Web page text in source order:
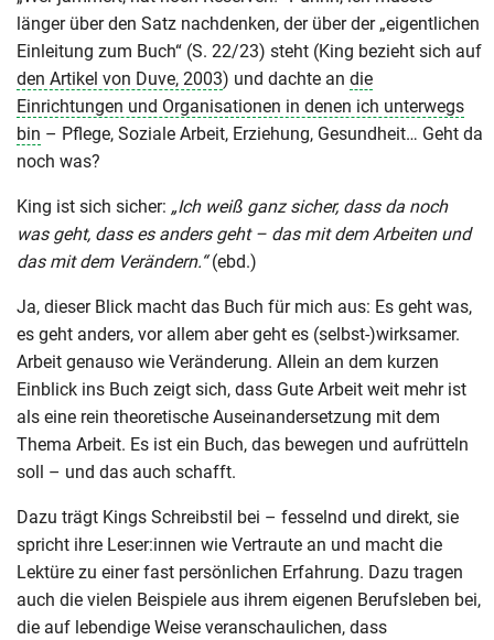
länger über den Satz nachdenken, der über der „eigentlichen
Einleitung zum Buch“ (S. 22/23) steht (King bezieht sich auf
den Artikel von Duve, 2003) und dachte an die
Einrichtungen und Organisationen in denen ich unterwegs
bin – Pflege, Soziale Arbeit, Erziehung, Gesundheit… Geht da
noch was?
King ist sich sicher: „Ich weiß ganz sicher, dass da noch
was geht, dass es anders geht – das mit dem Arbeiten und
das mit dem Verändern.“(ebd.)
Ja, dieser Blick macht das Buch für mich aus: Es geht was,
es geht anders, vor allem aber geht es (selbst-)wirksamer.
Arbeit genauso wie Veränderung. Allein an dem kurzen
Einblick ins Buch zeigt sich, dass Gute Arbeit weit mehr ist
als eine rein theoretische Auseinandersetzung mit dem
Thema Arbeit. Es ist ein Buch, das bewegen und aufrütteln
soll – und das auch schafft.
Dazu trägt Kings Schreibstil bei – fesselnd und direkt, sie
spricht ihre Leser:innen wie Vertraute an und macht die
Lektüre zu einer fast persönlichen Erfahrung. Dazu tragen
auch die vielen Beispiele aus ihrem eigenen Berufsleben bei,
die auf lebendige Weise veranschaulichen, dass